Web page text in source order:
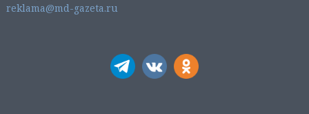
reklama@md-gazeta.ru